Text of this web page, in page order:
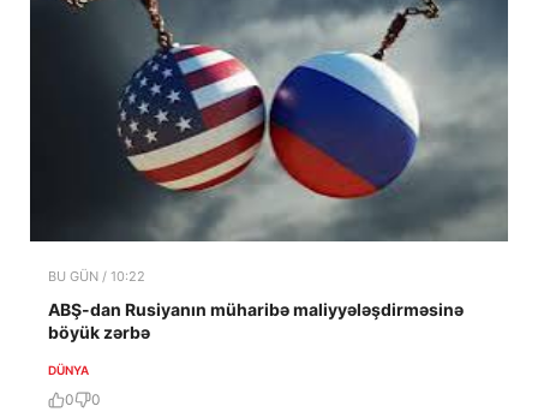
BU GÜN / 10:22
ABŞ-dan Rusiyanın müharibə maliyyələşdirməsinə
böyük zərbə
DÜNYA
0 0